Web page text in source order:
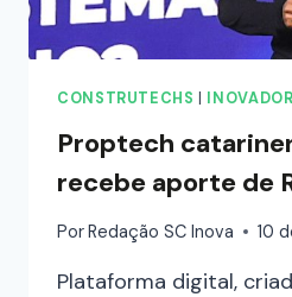
CONSTRUTECHS
Proptech
recebe aporte de
PorRedação SC Inova 10
Plataforma digital,